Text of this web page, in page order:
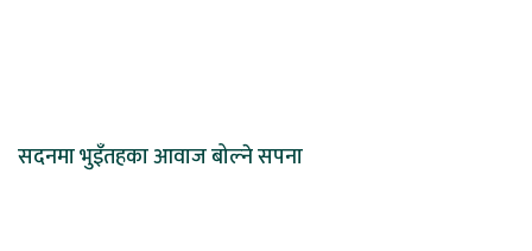
सदनमा भुइँतहका आवाज बोल्ने सपना